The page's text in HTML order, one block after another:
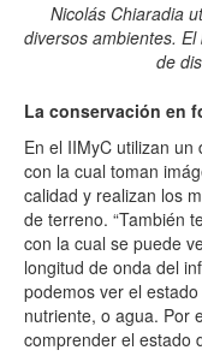
Nicolás Chiaradia
diversos ambientes.
de
La conservación en
En el IIMyC utilizan
con la cual toman
calidad y realizan los
de terreno. “También
con la cual se puede
longitud de onda del
podemos ver el
nutriente, o agua. Por
comprender el estado